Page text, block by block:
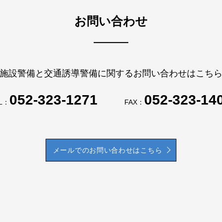
お問い合わせ
施設警備と交通誘導警備に関するお問い合わせはこちら
052-323-1271 FAX： 052-323-
メールでのお問い合わせはこちら